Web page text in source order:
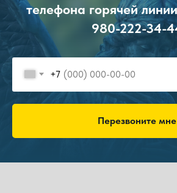
телефона горячей
980-222-34-
+7
Перезвоните мне